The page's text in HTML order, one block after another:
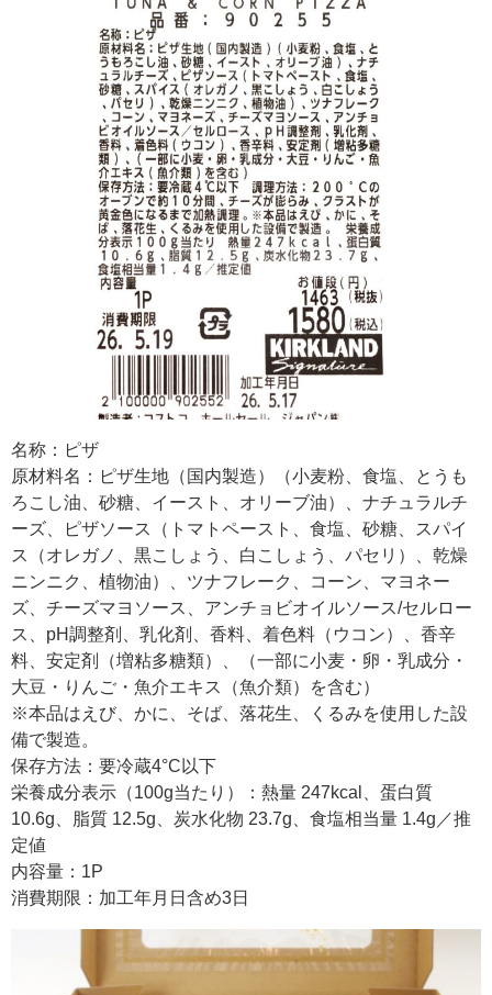
名称：ピザ
原材料名：ピザ生地（国内製造）（小麦粉、食塩、とうも
ろこし油、砂糖、イースト、オリーブ油）、ナチュラルチ
ーズ、ピザソース（トマトペースト、食塩、砂糖、スパイ
ス（オレガノ、黒こしょう、白こしょう、パセリ）、乾燥
ニンニク、植物油）、ツナフレーク、コーン、マヨネー
ズ、チーズマヨソース、アンチョビオイルソース/セルロー
ス、pH調整剤、乳化剤、香料、着色料（ウコン）、香辛
料、安定剤（増粘多糖類）、（一部に小麦・卵・乳成分・
大豆・りんご・魚介エキス（魚介類）を含む）
※本品はえび、かに、そば、落花生、くるみを使用した設
備で製造。
保存方法：要冷蔵4°C以下
栄養成分表示（100g当たり）：熱量 247kcal、蛋白質
10.6g、脂質 12.5g、炭水化物 23.7g、食塩相当量 1.4g／推
定値
内容量：1P
消費期限：加工年月日含め3日